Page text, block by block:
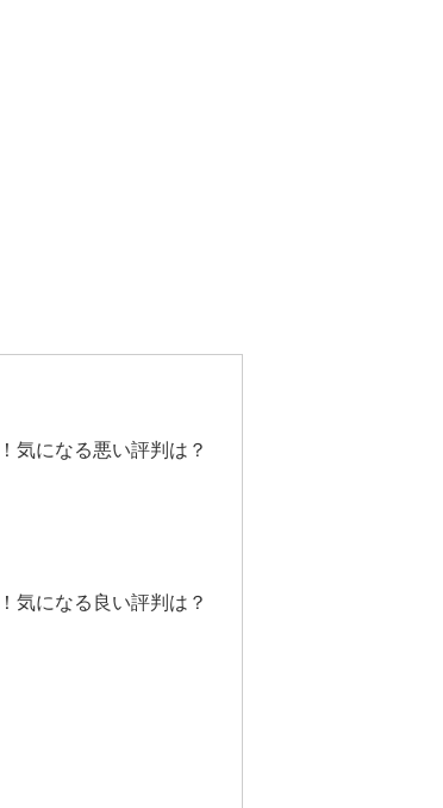
気になる悪い評判は？
気になる良い評判は？